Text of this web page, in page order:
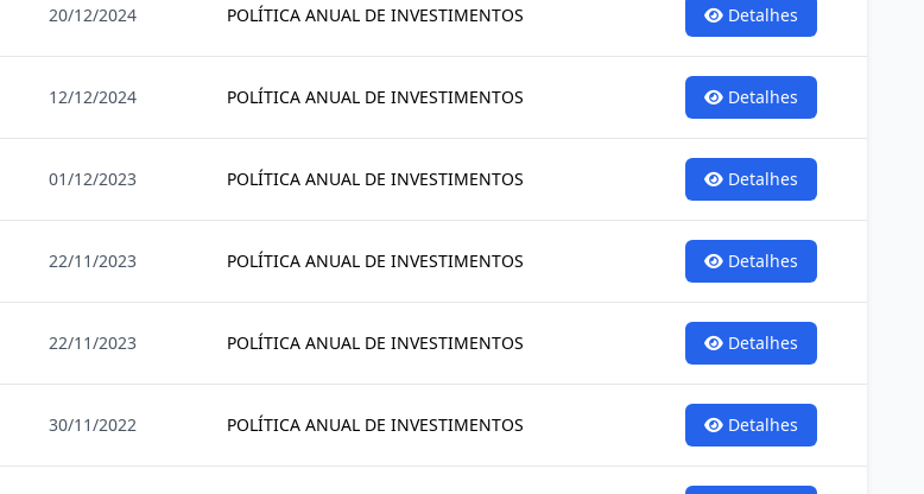
20/12/2024 POLÍTICA ANUAL DE INVESTIMENTOS Detalhes
12/12/2024 POLÍTICA ANUAL DE INVESTIMENTOS Detalhes
01/12/2023 POLÍTICA ANUAL DE INVESTIMENTOS Detalhes
22/11/2023 POLÍTICA ANUAL DE INVESTIMENTOS Detalhes
22/11/2023 POLÍTICA ANUAL DE INVESTIMENTOS Detalhes
30/11/2022 POLÍTICA ANUAL DE INVESTIMENTOS Detalhes